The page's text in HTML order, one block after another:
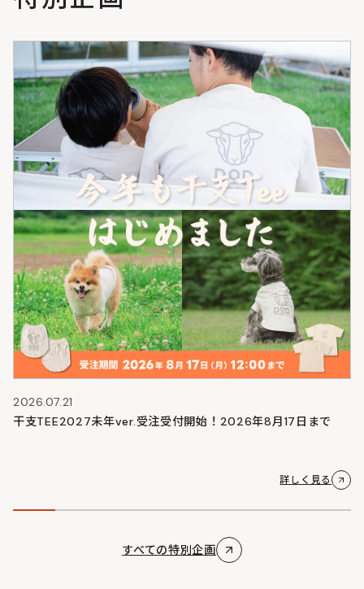
2026.07.21
干支TEE2027未年ver.受注受付開始！2026年8月17日まで
詳しく見る
すべての特別企画